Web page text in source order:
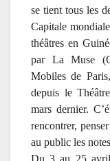
se tient tous les
Capitale
théâtres en
par La Muse
Mobiles de
depuis le
mars dernier.
rencontrer,
au public les
Du 3 au 25